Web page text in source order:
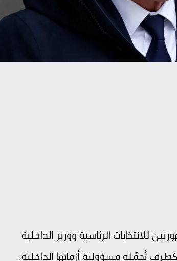
للانتخابات الرئاسية ووزير الداخلية
تُحمّله مسؤولية أزماتها الداخلية،